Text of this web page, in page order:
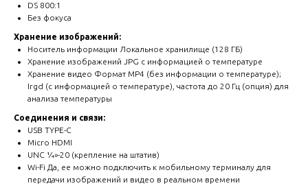
DS 800:1
Без фокуса
Хранение изображений:
Носитель информации Локальное хранилище (128 ГБ)
Хранение изображений JPG с информацией о температуре
Хранение видео Формат MP4 (без информации о температуре);
Irgd (с информацией о температуре), частота до 20 Гц (опция) для
анализа температуры
Соединения и связи:
USB TYPE-C
Micro HDMI
UNC ¼»-20 (крепление на штатив)
Wi-Fi Да, ее можно подключить к мобильному терминалу для
передачи изображений и видео в реальном времени